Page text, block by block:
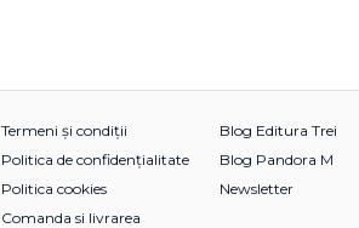
Termeni și condiții
Politica de confidențialitate
Politica cookies
Comanda si livrarea
Blog Editura Trei
Blog Pandora M
Newsletter